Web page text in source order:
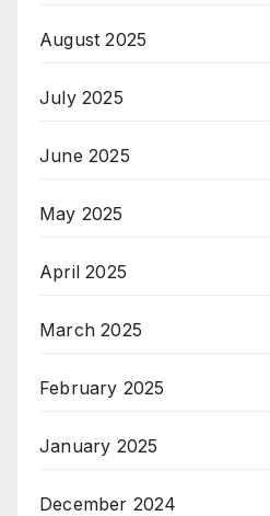
August 2025
July 2025
June 2025
May 2025
April 2025
March 2025
February 2025
January 2025
December 2024